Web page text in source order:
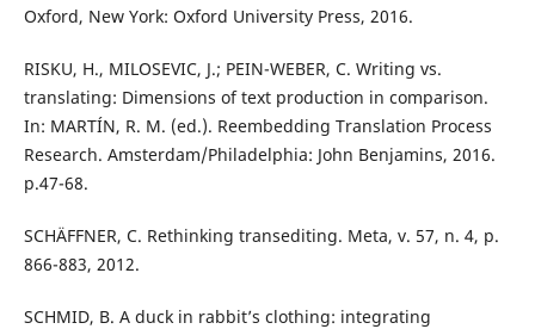
Oxford, New York: Oxford University Press, 2016.
RISKU, H., MILOSEVIC, J.; PEIN-WEBER, C. Writing vs.
translating: Dimensions of text production in comparison.
In: MARTÍN, R. M. (ed.). Reembedding Translation Process
Research. Amsterdam/Philadelphia: John Benjamins, 2016.
p.47-68.
SCHÄFFNER, C. Rethinking transediting. Meta, v. 57, n. 4, p.
866-883, 2012.
SCHMID, B. A duck in rabbit’s clothing: integrating